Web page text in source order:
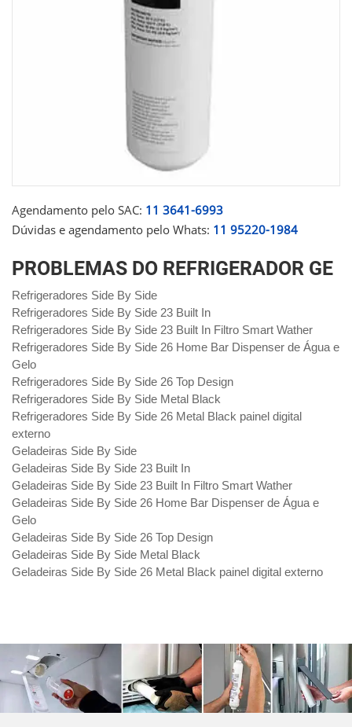
Agendamento pelo SAC: 11 3641-6993
Dúvidas e agendamento pelo Whats: 11 95220-1984
PROBLEMAS DO REFRIGERADOR GE
Refrigeradores Side By Side
Refrigeradores Side By Side 23 Built In
Refrigeradores Side By Side 23 Built In Filtro Smart Wather
Refrigeradores Side By Side 26 Home Bar Dispenser de Água e
Gelo
Refrigeradores Side By Side 26 Top Design
Refrigeradores Side By Side Metal Black
Refrigeradores Side By Side 26 Metal Black painel digital
externo
Geladeiras Side By Side
Geladeiras Side By Side 23 Built In
Geladeiras Side By Side 23 Built In Filtro Smart Wather
Geladeiras Side By Side 26 Home Bar Dispenser de Água e
Gelo
Geladeiras Side By Side 26 Top Design
Geladeiras Side By Side Metal Black
Geladeiras Side By Side 26 Metal Black painel digital externo